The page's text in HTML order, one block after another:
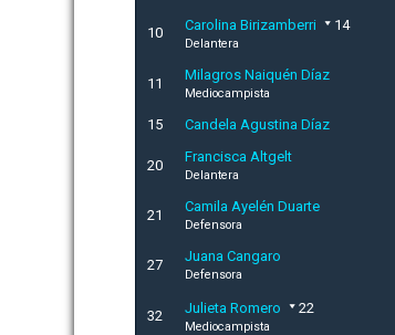
10 Carolina Birizamberri 14
Delantera
11
Milagros Naiquén Díaz
Mediocampista
15 Candela Agustina Díaz
20
Francisca Altgelt
Delantera
21
Camila Ayelén Duarte
Defensora
27
Juana Cangaro
Defensora
32 Julieta Romero 22
Mediocampista